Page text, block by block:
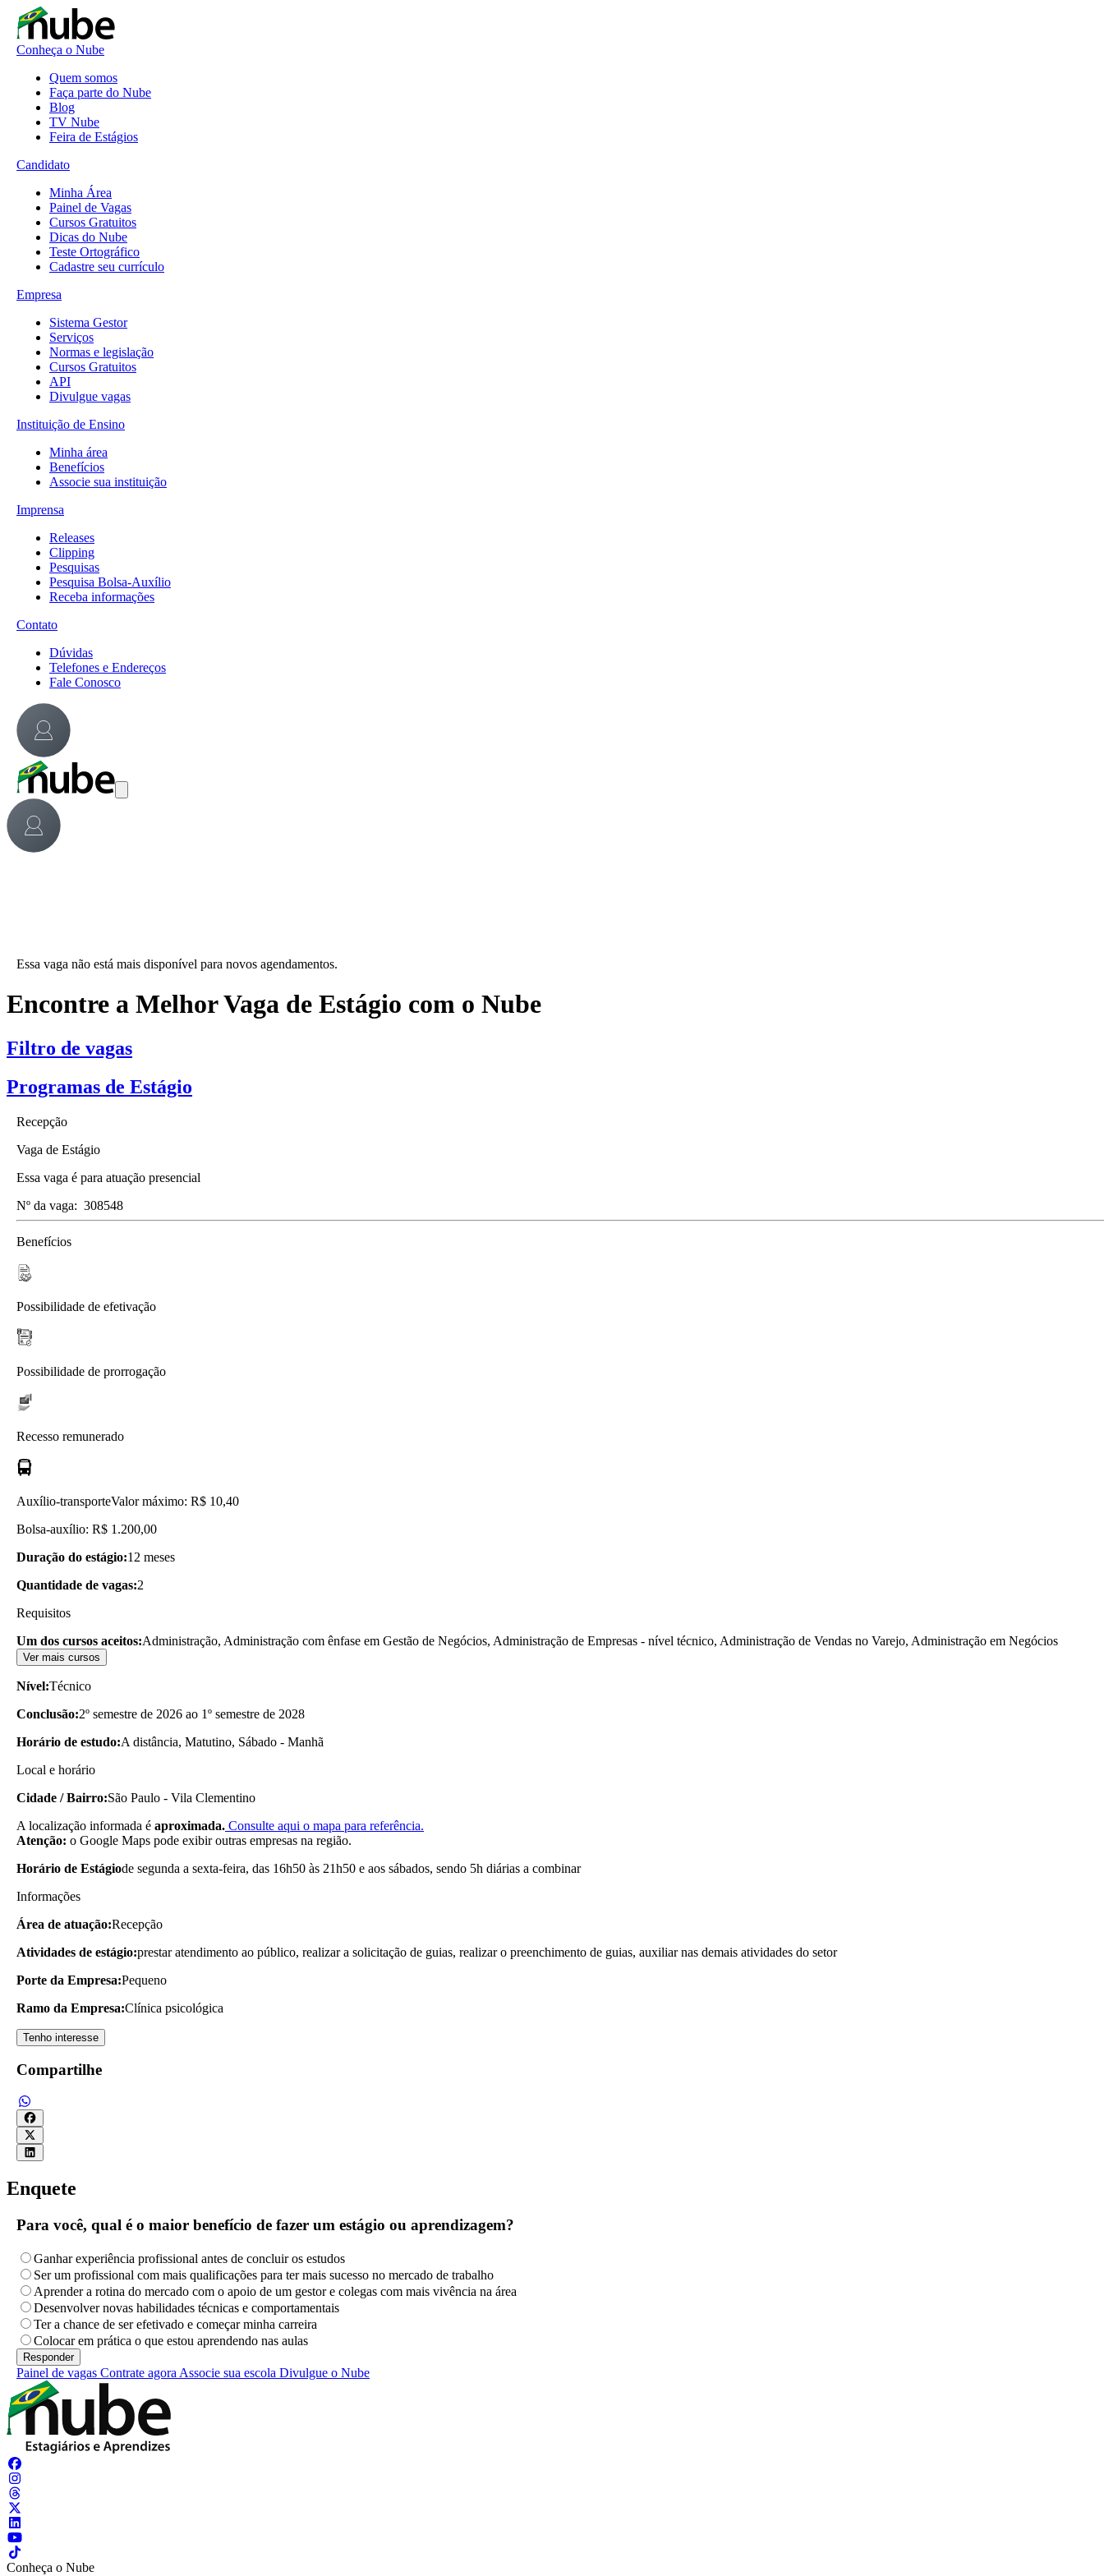
Conheça o Nube
Quem somos
Faça parte do Nube
Blog
TV Nube
Feira de Estágios
Candidato
Minha Área
Painel de Vagas
Cursos Gratuitos
Dicas do Nube
Teste Ortográfico
Cadastre seu currículo
Empresa
Sistema Gestor
Serviços
Normas e legislação
Cursos Gratuitos
API
Divulgue vagas
Instituição de Ensino
Minha área
Benefícios
Associe sua instituição
Imprensa
Releases
Clipping
Pesquisas
Pesquisa Bolsa-Auxílio
Receba informações
Contato
Dúvidas
Telefones e Endereços
Fale Conosco
Essa vaga não está mais disponível para novos agendamentos.
Encontre a Melhor Vaga de Estágio com o Nube
Filtro de vagas
Programas de Estágio
Recepção
Vaga de Estágio
Essa vaga é para atuação presencial
Nº da vaga: 308548
Benefícios
Possibilidade de efetivação
Possibilidade de prorrogação
Recesso remunerado
Auxílio-transporteValor máximo: R$ 10,40
Bolsa-auxílio: R$ 1.200,00
Duração do estágio:12 meses
Quantidade de vagas:2
Requisitos
Um dos cursos aceitos:Administração, Administração com ênfase em Gestão de Negócios, Administração de Empresas - nível técnico, Administração de Vendas no Varejo, Administração em Negócios
Ver mais cursos
Nível:Técnico
Conclusão:2º semestre de 2026 ao 1º semestre de 2028
Horário de estudo:A distância, Matutino, Sábado - Manhã
Local e horário
Cidade / Bairro:São Paulo - Vila Clementino
A localização informada é aproximada. Consulte aqui o mapa para referência.
Atenção: o Google Maps pode exibir outras empresas na região.
Horário de Estágiode segunda a sexta-feira, das 16h50 às 21h50 e aos sábados, sendo 5h diárias a combinar
Informações
Área de atuação:Recepção
Atividades de estágio:prestar atendimento ao público, realizar a solicitação de guias, realizar o preenchimento de guias, auxiliar nas demais atividades do setor
Porte da Empresa:Pequeno
Ramo da Empresa:Clínica psicológica
Tenho interesse
Compartilhe
Enquete
Para você, qual é o maior benefício de fazer um estágio ou aprendizagem?
Ganhar experiência profissional antes de concluir os estudos
Ser um profissional com mais qualificações para ter mais sucesso no mercado de trabalho
Aprender a rotina do mercado com o apoio de um gestor e colegas com mais vivência na área
Desenvolver novas habilidades técnicas e comportamentais
Ter a chance de ser efetivado e começar minha carreira
Colocar em prática o que estou aprendendo nas aulas
Painel de vagas Contrate agora Associe sua escola Divulgue o Nube
Conheça o Nube